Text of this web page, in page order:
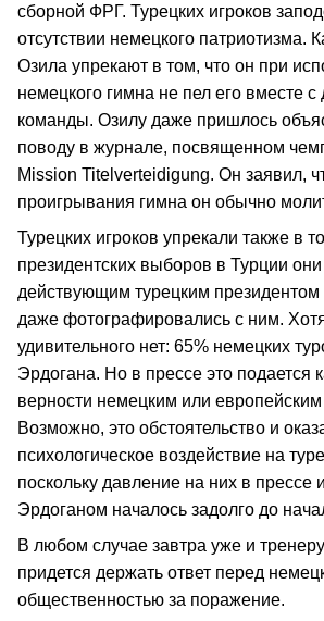
сборной ФРГ. Турецких игроков
отсутствии немецкого патриотизма.
Озила упрекают в том, что он при
немецкого гимна не пел его вместе
команды. Озилу даже пришлось
поводу в журнале, посвященном
Mission Titelverteidigung. Он заявил,
проигрывания гимна он обычно
Турецких игроков упрекали также в
президентских выборов в Турции они
действующим турецким
даже фотографировались с ним.
удивительного нет: 65% немецких
Эрдогана. Но в прессе это подается
верности немецким или
Возможно, это обстоятельство и
психологическое воздействие на
поскольку давление на них в прессе
Эрдоганом началось задолго до
В любом случае завтра уже и
придется держать ответ перед
общественностью за поражение.